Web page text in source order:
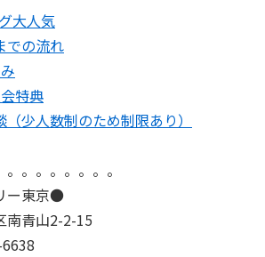
大人気
での流れ
特典
（少人数制のため制限あり）
。。。。。。。
ー東京●
南青山2-2-15